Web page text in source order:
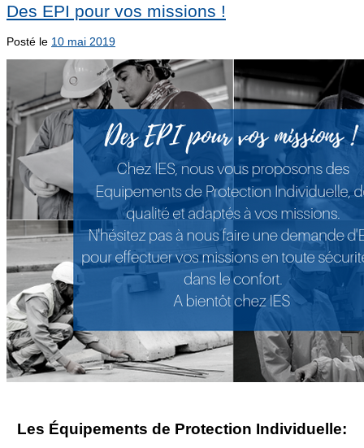
Des EPI pour vos missions !
Posté le 10 mai 2019
Les Équipements de Protection Individuelle: